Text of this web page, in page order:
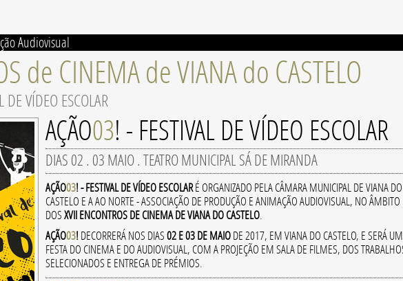
Audiovisual
de CINEMA de VIANA do CASTELO
DE VÍDEO ESCOLAR
AÇÃO03! - FESTIVAL DE VÍDEO ESCOLAR
DIAS 02 . 03 MAIO . TEATRO MUNICIPAL SÁ DE MIRANDA
AÇÃO03! - FESTIVAL DE VÍDEO ESCOLARÉ ORGANIZADO PELA CÂMARA MUNICIPAL DE VIANA DO
CASTELO E A AO NORTE - ASSOCIAÇÃO DE PRODUÇÃO E ANIMAÇÃO AUDIOVISUAL, NO ÂMBITO
DOS XVII ENCONTROS DE CINEMA DE VIANA DO CASTELO.
AÇÃO03! DECORRERÁ NOS DIAS 02 E 03 DE MAIO DE 2017, EM VIANA DO CASTELO, E SERÁ
FESTA DO CINEMA E DO AUDIOVISUAL, COM A PROJEÇÃO EM SALA DE FILMES, DOS
SELECIONADOS E ENTREGA DE PRÉMIOS.